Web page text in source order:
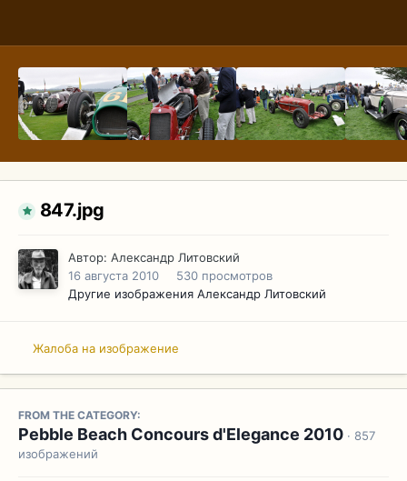
847.jpg
Автор: Александр Литовский
16 августа 2010
530 просмотров
Другие изображения Александр Литовский
Жалоба на изображение
FROM THE CATEGORY:
Pebble Beach Concours d'Elegance 2010 · 857
изображений